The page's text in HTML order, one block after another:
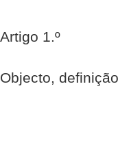
Artigo 1.º
Objecto,